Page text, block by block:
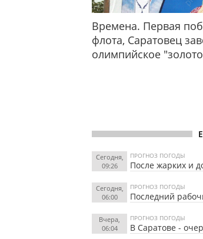
Времена. Первая
флота, Саратовец
олимпийское
Сегодня,
09:26
ПРОГНОЗ ПОГОДЫ
После жарких и
Сегодня,
06:00
ПРОГНОЗ ПОГОДЫ
Последний
Вчера,
06:04
ПРОГНОЗ ПОГОДЫ
В Саратове -